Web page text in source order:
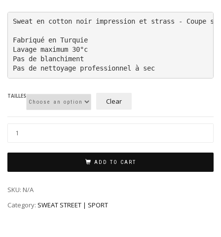
Sweat en cotton noir impression et strass - Coupe
Fabriqué en Turquie
Lavage maximum 30°c
Pas de blanchiment
Pas de nettoyage professionnel à sec
TAILLES
Clear
ADD TO CART
SKU: N/A
Category: SWEAT STREET | SPORT